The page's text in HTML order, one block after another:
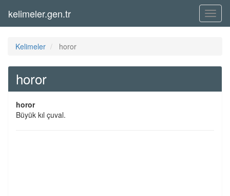
Menü
kelimeler.gen.tr
Kelimeler horor
horor
horor
Büyük kıl çuval.